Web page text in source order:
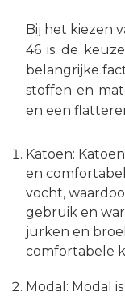
Bij het kiezen
46 is de
belangrijke
stoffen en
en een
Katoen:
en
vocht,
gebruik en
jurken en
comfortabele
Modal: Modal